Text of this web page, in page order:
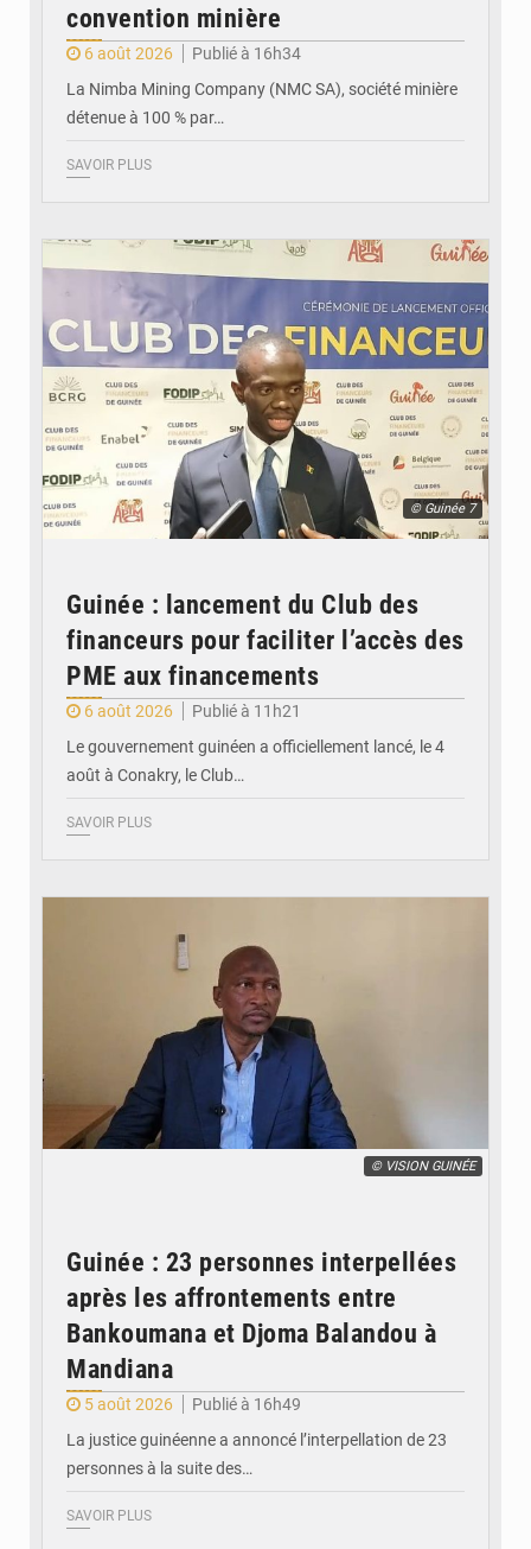
convention minière
6 août 2026
Publié à 16h34
La Nimba Mining Company (NMC SA), société minière
détenue à 100 % par…
SAVOIR PLUS
© Guinée 7
Guinée : lancement du Club des
financeurs pour faciliter l’accès des
PME aux financements
6 août 2026
Publié à 11h21
Le gouvernement guinéen a officiellement lancé, le 4
août à Conakry, le Club…
SAVOIR PLUS
© VISION GUINÉE
Guinée : 23 personnes interpellées
après les affrontements entre
Bankoumana et Djoma Balandou à
Mandiana
5 août 2026
Publié à 16h49
La justice guinéenne a annoncé l’interpellation de 23
personnes à la suite des…
SAVOIR PLUS